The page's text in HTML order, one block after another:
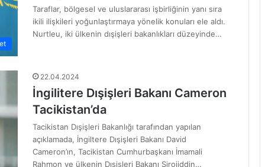
Taraflar, bölgesel ve uluslararası işbirliğinin yanı sıra
ikili ilişkileri yoğunlaştırmaya yönelik konuları ele aldı.
Nurtleu, iki ülkenin dışişleri bakanlıkları düzeyinde…
22.04.2024
İngilitere Dışişleri Bakanı Cameron
Tacikistan’da
Tacikistan Dışişleri Bakanlığı tarafından yapılan
açıklamada, İngiltere Dışişleri Bakanı David
Cameron’ın, Tacikistan Cumhurbaşkanı İmamali
Rahmon ve ülkenin Dışişleri Bakanı Sirojiddin…